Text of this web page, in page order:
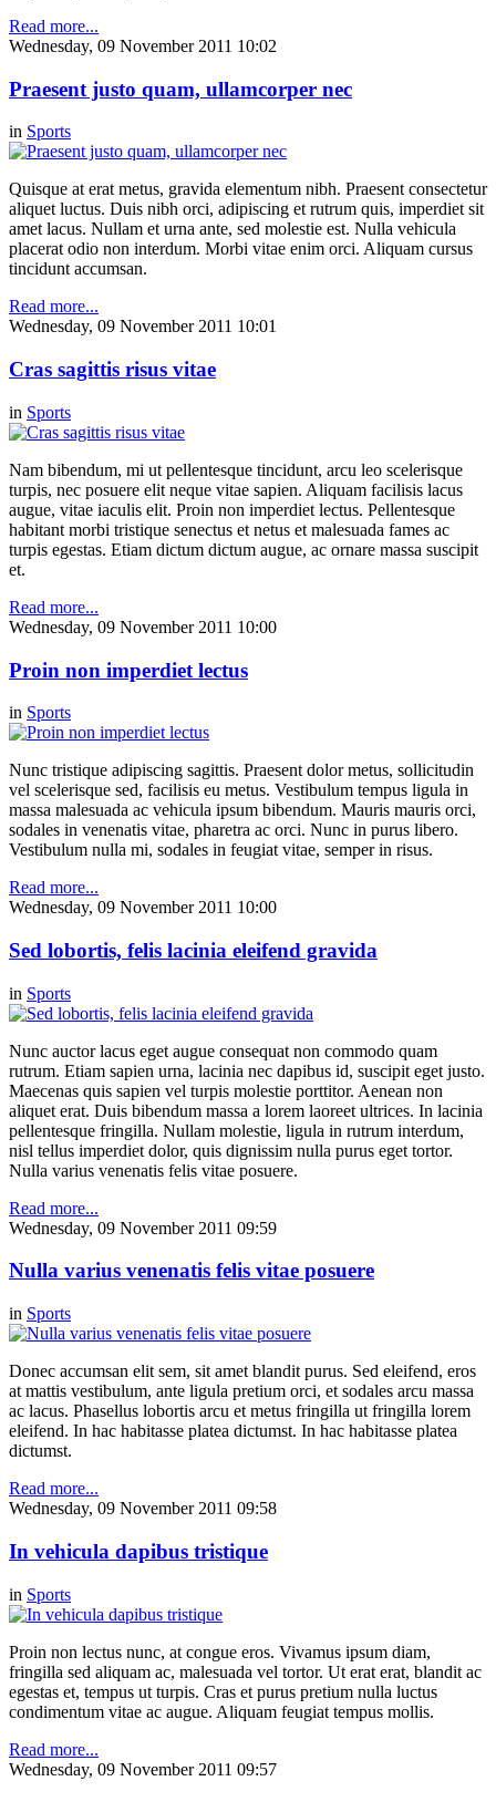
Read more...
Wednesday, 09 November 2011 10:02
Praesent justo quam, ullamcorper nec
in Sports
Quisque at erat metus, gravida elementum nibh. Praesent consectetur
aliquet luctus. Duis nibh orci, adipiscing et rutrum quis, imperdiet sit
amet lacus. Nullam et urna ante, sed molestie est. Nulla vehicula
placerat odio non interdum. Morbi vitae enim orci. Aliquam cursus
tincidunt accumsan.
Read more...
Wednesday, 09 November 2011 10:01
Cras sagittis risus vitae
in Sports
Nam bibendum, mi ut pellentesque tincidunt, arcu leo scelerisque
turpis, nec posuere elit neque vitae sapien. Aliquam facilisis lacus
augue, vitae iaculis elit. Proin non imperdiet lectus. Pellentesque
habitant morbi tristique senectus et netus et malesuada fames ac
turpis egestas. Etiam dictum dictum augue, ac ornare massa suscipit
et.
Read more...
Wednesday, 09 November 2011 10:00
Proin non imperdiet lectus
in Sports
Nunc tristique adipiscing sagittis. Praesent dolor metus, sollicitudin
vel scelerisque sed, facilisis eu metus. Vestibulum tempus ligula in
massa malesuada ac vehicula ipsum bibendum. Mauris mauris orci,
sodales in venenatis vitae, pharetra ac orci. Nunc in purus libero.
Vestibulum nulla mi, sodales in feugiat vitae, semper in risus.
Read more...
Wednesday, 09 November 2011 10:00
Sed lobortis, felis lacinia eleifend gravida
in Sports
Nunc auctor lacus eget augue consequat non commodo quam
rutrum. Etiam sapien urna, lacinia nec dapibus id, suscipit eget justo.
Maecenas quis sapien vel turpis molestie porttitor. Aenean non
aliquet erat. Duis bibendum massa a lorem laoreet ultrices. In lacinia
pellentesque fringilla. Nullam molestie, ligula in rutrum interdum,
nisl tellus imperdiet dolor, quis dignissim nulla purus eget tortor.
Nulla varius venenatis felis vitae posuere.
Read more...
Wednesday, 09 November 2011 09:59
Nulla varius venenatis felis vitae posuere
in Sports
Donec accumsan elit sem, sit amet blandit purus. Sed eleifend, eros
at mattis vestibulum, ante ligula pretium orci, et sodales arcu massa
ac lacus. Phasellus lobortis arcu et metus fringilla ut fringilla lorem
eleifend. In hac habitasse platea dictumst. In hac habitasse platea
dictumst.
Read more...
Wednesday, 09 November 2011 09:58
In vehicula dapibus tristique
in Sports
Proin non lectus nunc, at congue eros. Vivamus ipsum diam,
fringilla sed aliquam ac, malesuada vel tortor. Ut erat erat, blandit ac
egestas et, tempus ut turpis. Cras et purus pretium nulla luctus
condimentum vitae ac augue. Aliquam feugiat tempus mollis.
Read more...
Wednesday, 09 November 2011 09:57